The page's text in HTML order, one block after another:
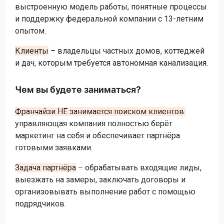
выстроенную модель работы, понятные процессы
и поддержку федеральной компании с 13-летним
опытом.
Клиенты – владельцы частных домов, коттеджей
и дач, которым требуется автономная канализация.
Чем вы будете заниматься?
Франчайзи НЕ занимается поиском клиентов:
управляющая компания полностью берёт
маркетинг на себя и обеспечивает партнёра
готовыми заявками.
Задача партнёра – обрабатывать входящие лиды,
выезжать на замеры, заключать договоры и
организовывать выполнение работ с помощью
подрядчиков.